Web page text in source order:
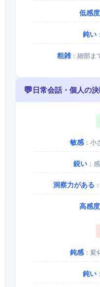
低感度
鈍い
粗雑：細部ま
💬日常会話・個人の
敏感 ：
鋭い：
洞察力がある
高感度
鈍感 ：
鈍い